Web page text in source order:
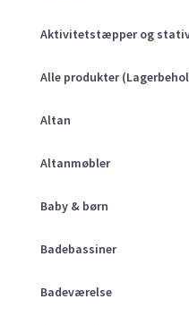
Aktivitetstæpper og
Alle produkter
Altan
Altanmøbler
Baby & børn
Badebassiner
Badeværelse